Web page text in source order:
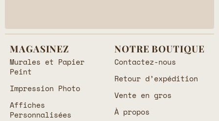
MAGASINEZ
Murales et Papier
Peint
Impression Photo
Affiches
Personnalisées
NOTRE BOUTIQUE
Contactez-nous
Retour d’expédition
Vente en gros
À propos